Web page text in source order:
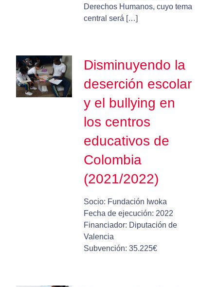
Derechos Humanos, cuyo tema
central será […]
Disminuyendo la
deserción escolar
y el bullying en
los centros
educativos de
Colombia
(2021/2022)
Socio: Fundación Iwoka
Fecha de ejecución: 2022
Financiador: Diputación de
Valencia
Subvención: 35.225€